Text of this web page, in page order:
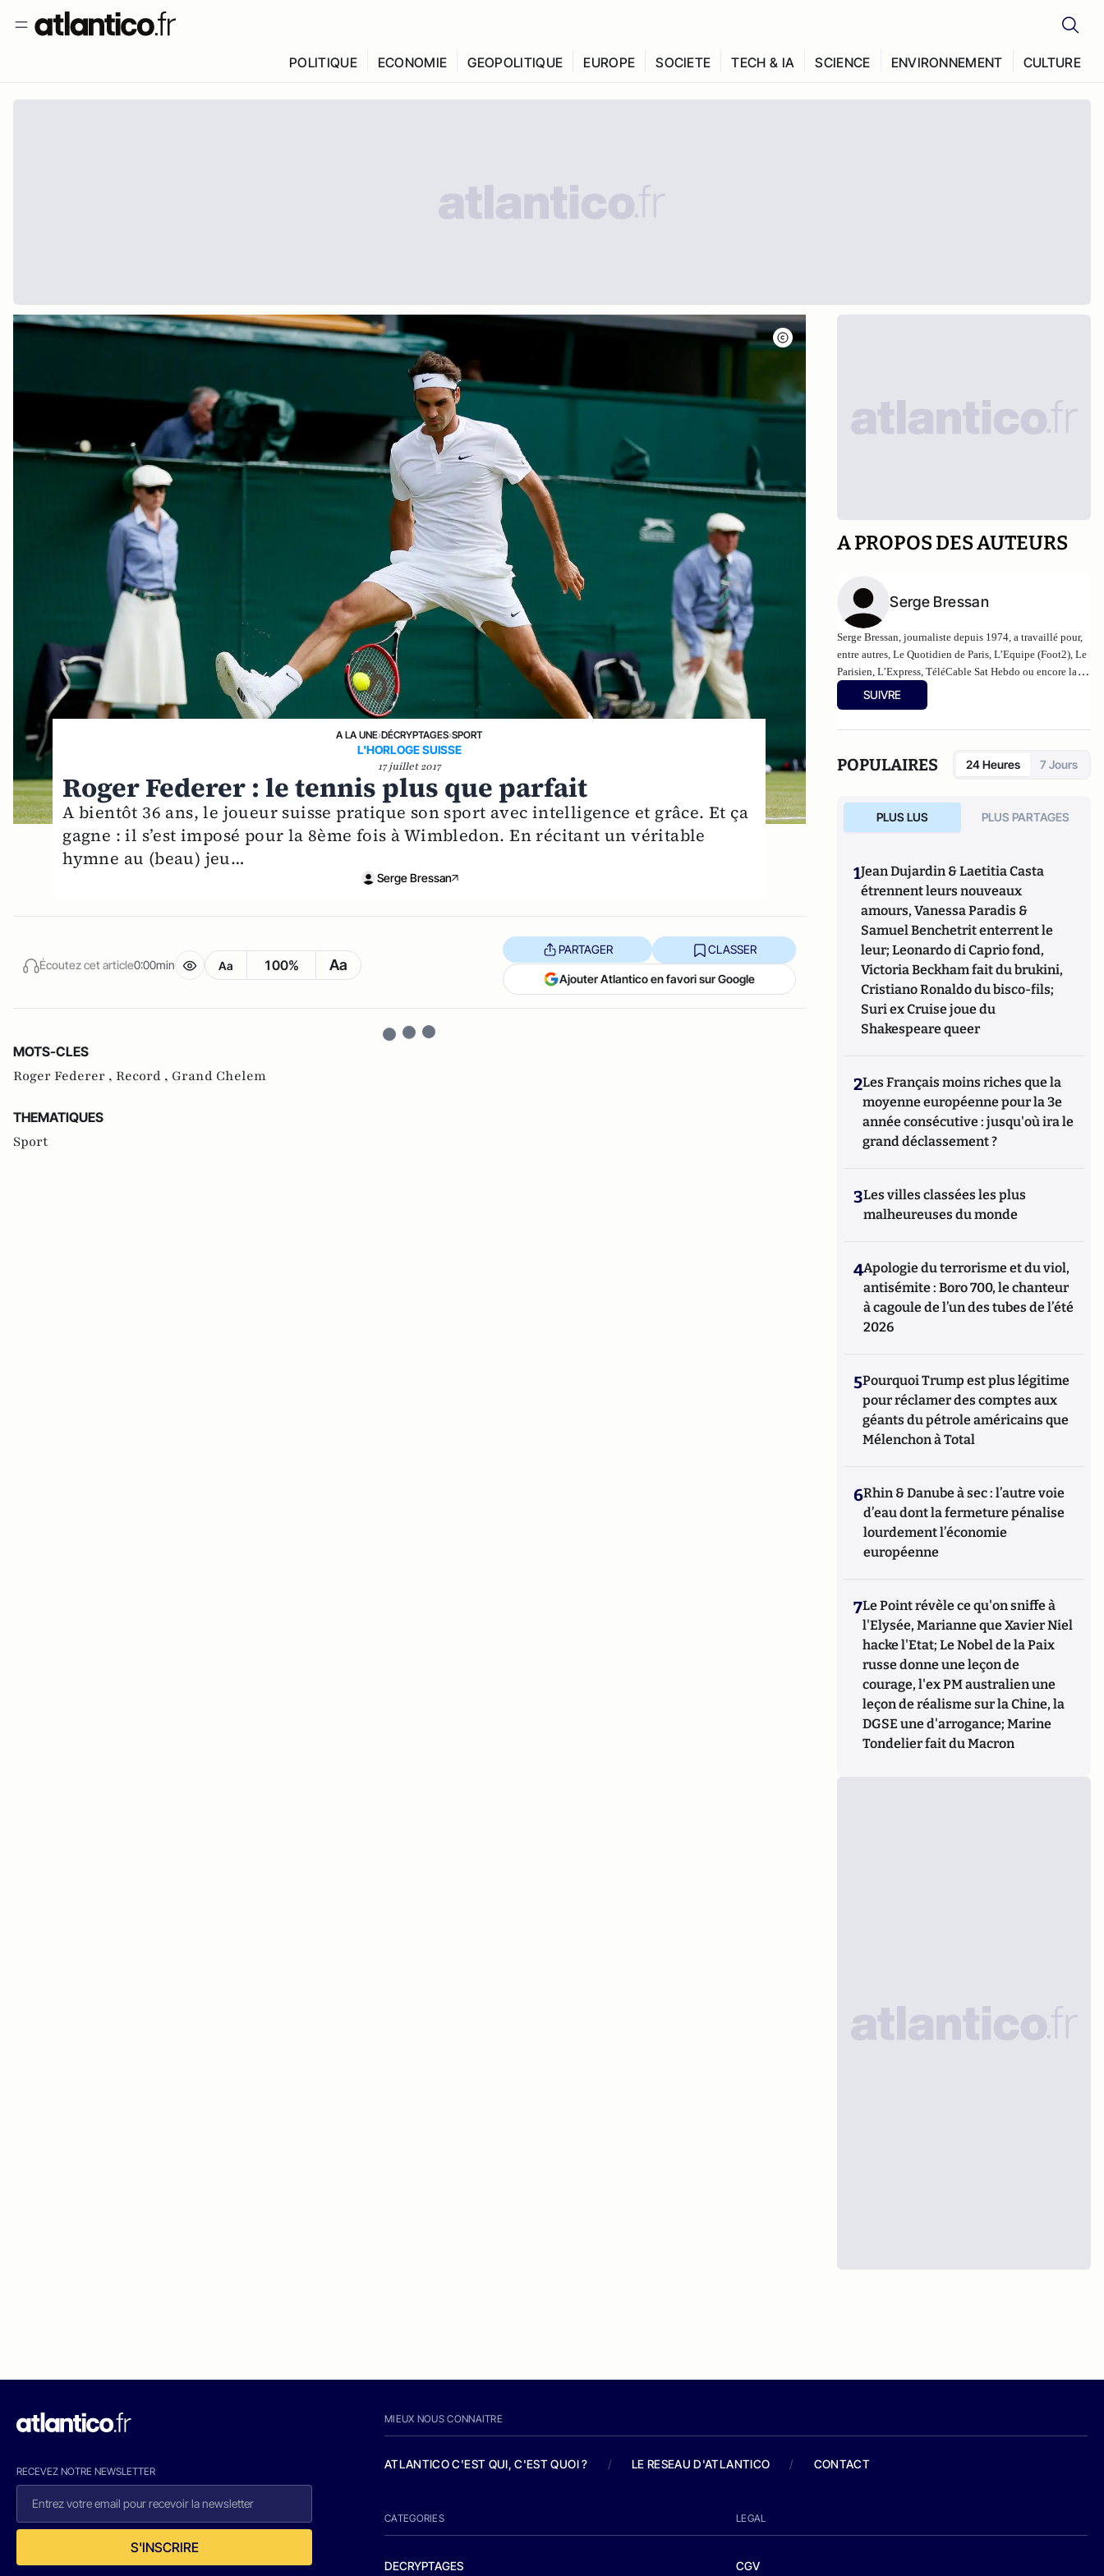
POLITIQUE ECONOMIE GEOPOLITIQUE EUROPE SOCIETE TECH & IA SCIENCE ENVIRONNEMENT CULTURE
A LA UNE›DÉCRYPTAGES›SPORT
L'HORLOGE SUISSE
17 juillet 2017
Roger Federer : le tennis plus que parfait
A bientôt 36 ans, le joueur suisse pratique son sport avec intelligence et grâce. Et ça
gagne : il s’est imposé pour la 8ème fois à Wimbledon. En récitant un véritable
hymne au (beau) jeu…
Serge Bressan
Écoutez cet article0:00min Aa 100% Aa
PARTAGER CLASSER
Ajouter Atlantico en favori sur Google
MOTS-CLES
Roger Federer , Record , Grand Chelem
THEMATIQUES
Sport
A PROPOS DES AUTEURS
Serge Bressan
Serge Bressan, journaliste depuis 1974, a travaillé pour,
entre autres, Le Quotidien de Paris, L’Equipe (Foot2), Le
Parisien, L’Express, TéléCable Sat Hebdo ou encore la
RTS (Couleur3) et France5…
SUIVRE
POPULAIRES 24 Heures 7 Jours
PLUS LUS PLUS PARTAGES
1Jean Dujardin & Laetitia Casta
étrennent leurs nouveaux
amours, Vanessa Paradis &
Samuel Benchetrit enterrent le
leur; Leonardo di Caprio fond,
Victoria Beckham fait du brukini,
Cristiano Ronaldo du bisco-fils;
Suri ex Cruise joue du
Shakespeare queer
2Les Français moins riches que la
moyenne européenne pour la 3e
année consécutive : jusqu'où ira le
grand déclassement ?
3Les villes classées les plus
malheureuses du monde
4Apologie du terrorisme et du viol,
antisémite : Boro 700, le chanteur
à cagoule de l’un des tubes de l’été
2026
5Pourquoi Trump est plus légitime
pour réclamer des comptes aux
géants du pétrole américains que
Mélenchon à Total
6Rhin & Danube à sec : l’autre voie
d’eau dont la fermeture pénalise
lourdement l’économie
européenne
7Le Point révèle ce qu'on sniffe à
l'Elysée, Marianne que Xavier Niel
hacke l'Etat; Le Nobel de la Paix
russe donne une leçon de
courage, l'ex PM australien une
leçon de réalisme sur la Chine, la
DGSE une d'arrogance; Marine
Tondelier fait du Macron
RECEVEZ NOTRE NEWSLETTER
S'INSCRIRE
MIEUX NOUS CONNAITRE
ATLANTICO C'EST QUI, C'EST QUOI ? / LE RESEAU D'ATLANTICO / CONTACT
CATEGORIES
DECRYPTAGES
LEGAL
CGV